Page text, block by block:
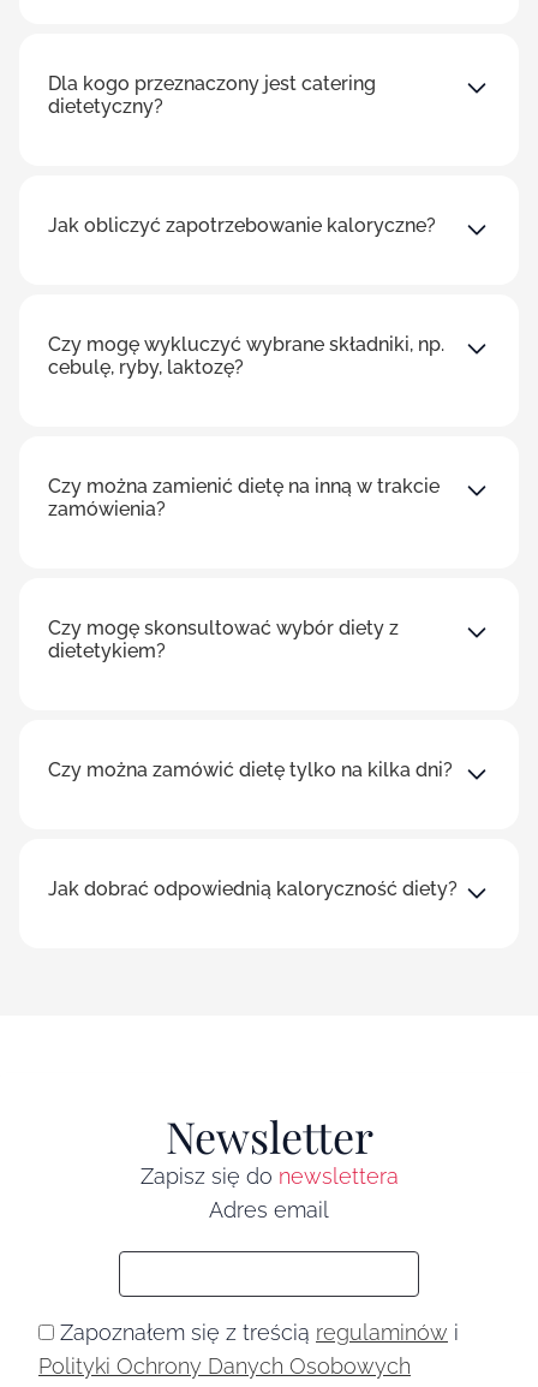
Dla kogo przeznaczony jest catering
dietetyczny?
Jak obliczyć zapotrzebowanie kaloryczne?
Czy mogę wykluczyć wybrane składniki, np.
cebulę, ryby, laktozę?
Czy można zamienić dietę na inną w trakcie
zamówienia?
Czy mogę skonsultować wybór diety z
dietetykiem?
Czy można zamówić dietę tylko na kilka dni?
Jak dobrać odpowiednią kaloryczność diety?
Newsletter
Zapisz się do newslettera
Adres email
Zapoznałem się z treścią regulaminów i
Polityki Ochrony Danych Osobowych